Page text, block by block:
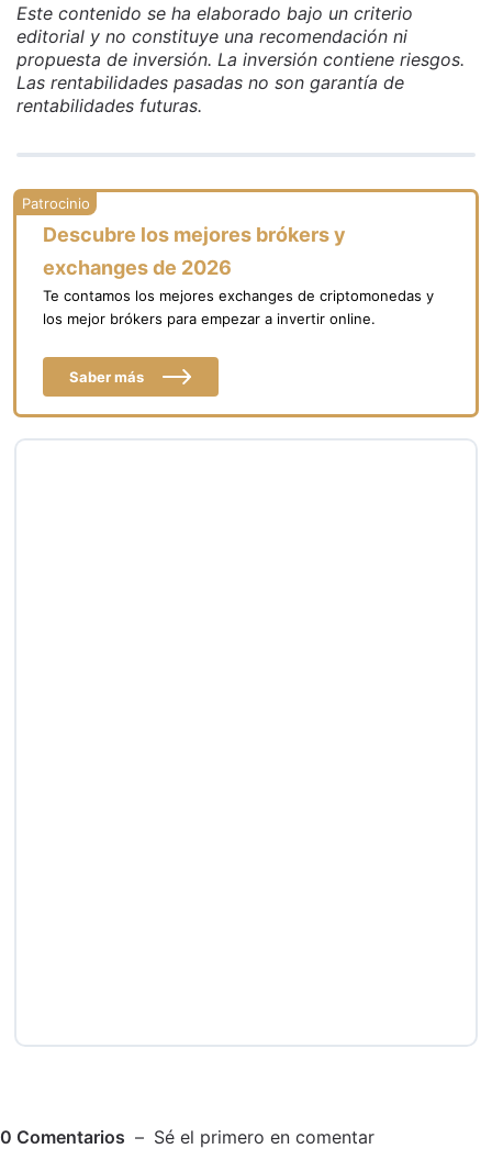
Este contenido se ha elaborado bajo un criterio
editorial y no constituye una recomendación ni
propuesta de inversión. La inversión contiene riesgos.
Las rentabilidades pasadas no son garantía de
rentabilidades futuras.
Descubre los mejores brókers y
exchanges de 2026
Te contamos los mejores exchanges de criptomonedas y
los mejor brókers para empezar a invertir online.
Saber más
0 Comentarios Sé el primero en comentar